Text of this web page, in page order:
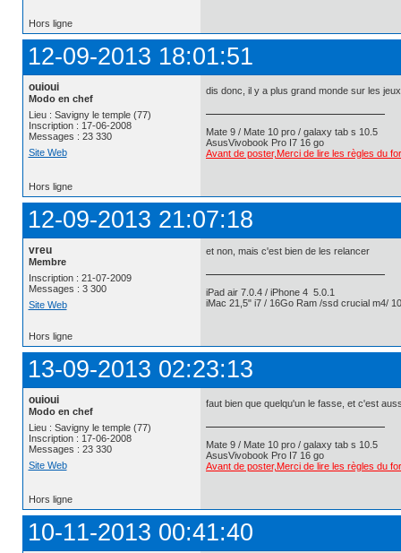
Hors ligne
12-09-2013 18:01:51
ouioui
Modo en chef
Lieu : Savigny le temple (77)
Inscription : 17-06-2008
Messages : 23 330
Site Web
dis donc, il y a plus grand monde sur les
Mate 9 / Mate 10 pro / galaxy tab s 10.5
AsusVivobook Pro I7 16 go
Avant de poster,Merci de lire les règles du
Hors ligne
12-09-2013 21:07:18
vreu
Membre
Inscription : 21-07-2009
Messages : 3 300
Site Web
et non, mais c'est bien de les relancer
iPad air 7.0.4 / iPhone 4 5.0.1
iMac 21,5" i7 / 16Go Ram /ssd crucial m4/
Hors ligne
13-09-2013 02:23:13
ouioui
Modo en chef
Lieu : Savigny le temple (77)
Inscription : 17-06-2008
Messages : 23 330
Site Web
faut bien que quelqu'un le fasse, et c'est
Mate 9 / Mate 10 pro / galaxy tab s 10.5
AsusVivobook Pro I7 16 go
Avant de poster,Merci de lire les règles du
Hors ligne
10-11-2013 00:41:40